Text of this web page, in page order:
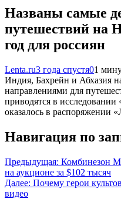
Названы самые
путешествий на
год для россиян
Lenta.ru3 года спустя01
Индия, Бахрейн и Абхазия
направлениями для
приводятся в
оказалось в распоряжении
Навигация по
Предыдущая: Комбинезон
на аукционе за $102 тысяч
Далее: Почему герои
видео